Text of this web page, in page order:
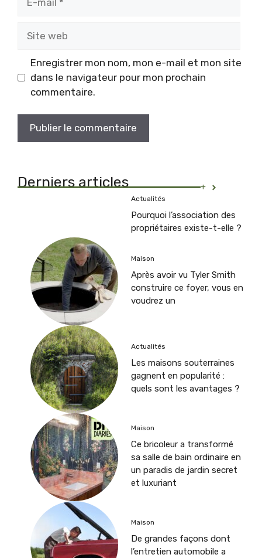
mail
web
Enregistrer mon nom, mon e-mail et mon site
dans le navigateur pour mon prochain
commentaire.
Derniers articles +
Actualités
Pourquoi l’association des
propriétaires existe-t-elle ?
Maison
Après avoir vu Tyler Smith
construire ce foyer, vous en
voudrez un
Actualités
Les maisons souterraines
gagnent en popularité :
quels sont les avantages ?
Maison
Ce bricoleur a transformé
sa salle de bain ordinaire en
un paradis de jardin secret
et luxuriant
Maison
De grandes façons dont
l’entretien automobile a